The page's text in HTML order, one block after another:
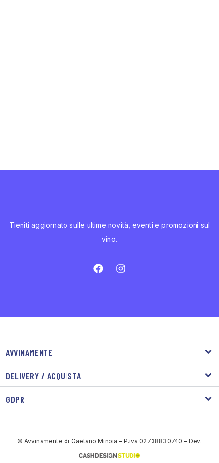
Tieniti aggiornato sulle ultime novità, eventi e promozioni sul
vino.
AVVINAMENTE
DELIVERY / ACQUISTA
GDPR
© Avvinamente di Gaetano Minoia – P.iva 02738830740 – Dev.